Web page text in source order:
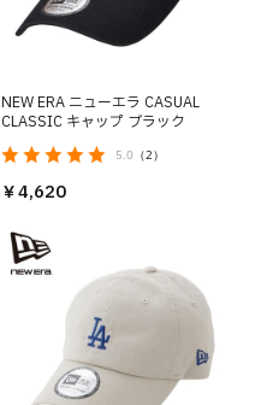
NEW ERA ニューエラ CASUAL
CLASSIC キャップ ブラック
5.0 （2）
￥4,620